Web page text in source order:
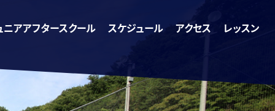
ニアアフタースクール スケジュール アクセス レッスン